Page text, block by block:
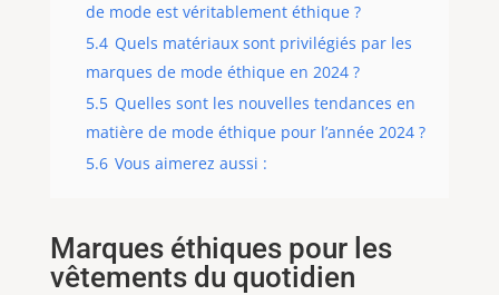
de mode est véritablement éthique ?
5.4 Quels matériaux sont privilégiés par les
marques de mode éthique en 2024 ?
5.5 Quelles sont les nouvelles tendances en
matière de mode éthique pour l’année 2024 ?
5.6 Vous aimerez aussi :
Marques éthiques pour les
vêtements du quotidien